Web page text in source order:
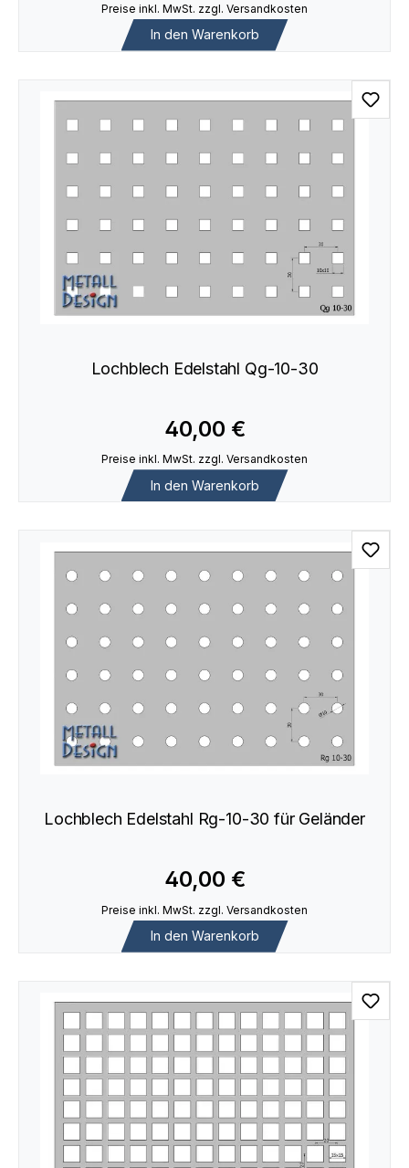
Preise inkl. MwSt. zzgl. Versandkosten
In den Warenkorb
Lochblech Edelstahl Qg-10-30
40,00 €
Preise inkl. MwSt. zzgl. Versandkosten
In den Warenkorb
Lochblech Edelstahl Rg-10-30 für Geländer
40,00 €
Preise inkl. MwSt. zzgl. Versandkosten
In den Warenkorb